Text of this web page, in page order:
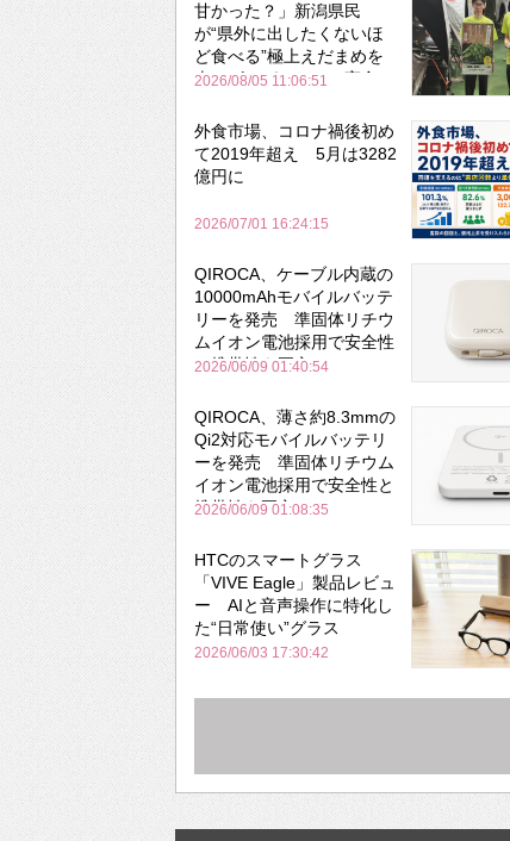
甘かった？」新潟県民
が“県外に出したくないほ
ど食べる”極上えだまめを
森のビアガーデンで実食
2026/08/05 11:06:51
外食市場、コロナ禍後初め
て2019年超え 5月は3282
億円に
2026/07/01 16:24:15
QIROCA、ケーブル内蔵の
10000mAhモバイルバッテ
リーを発売 準固体リチウ
ムイオン電池採用で安全性
と携帯性を両立
2026/06/09 01:40:54
QIROCA、薄さ約8.3mmの
Qi2対応モバイルバッテリ
ーを発売 準固体リチウム
イオン電池採用で安全性と
携帯性を両立
2026/06/09 01:08:35
HTCのスマートグラス
「VIVE Eagle」製品レビュ
ー AIと音声操作に特化し
た“日常使い”グラス
2026/06/03 17:30:42